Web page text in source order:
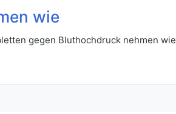
wie
gegen Bluthochdruck nehmen wie